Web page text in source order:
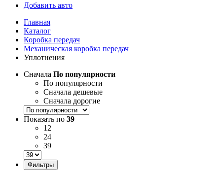
Добавить авто
Главная
Каталог
Коробка передач
Механическая коробка передач
Уплотнения
Сначала По популярности
По популярности
Сначала дешевые
Сначала дорогие
Показать по 39
12
24
39
Фильтры